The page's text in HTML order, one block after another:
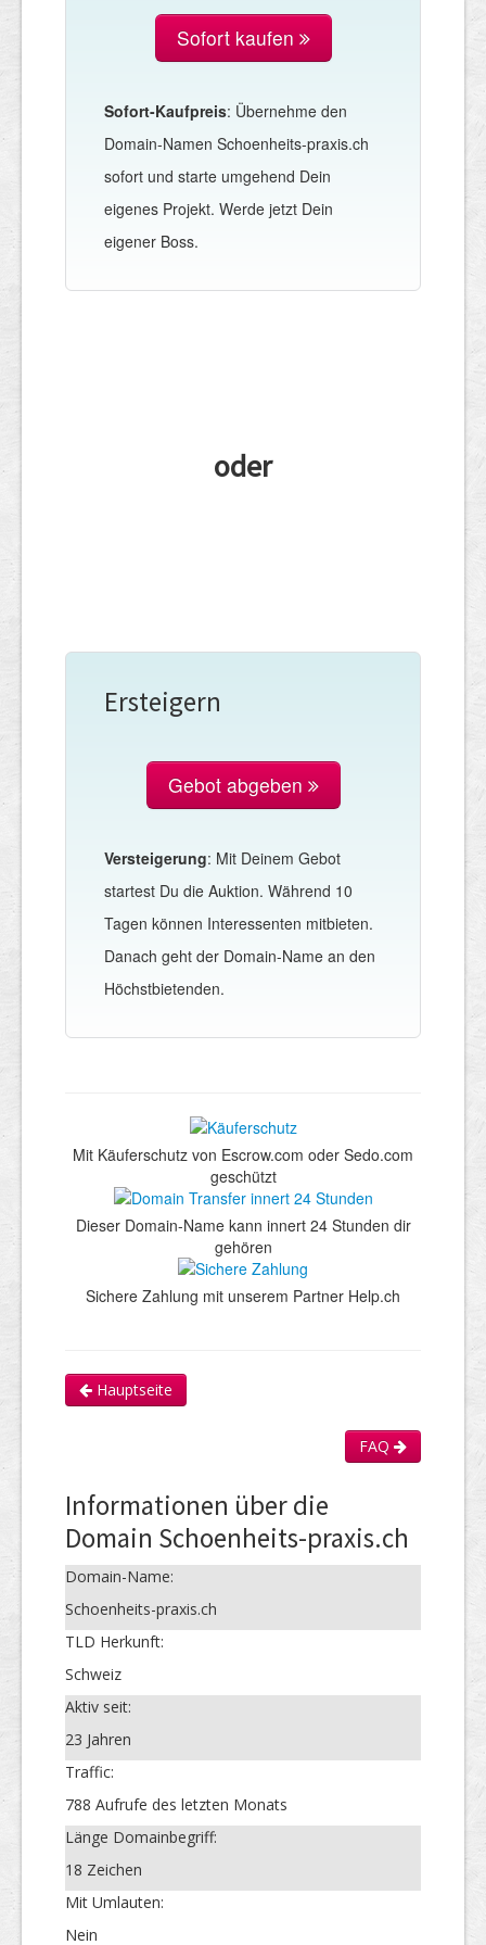
Sofort kaufen
Sofort-Kaufpreis: Übernehme den
Domain-Namen Schoenheits-praxis.ch
sofort und starte umgehend Dein
eigenes Projekt. Werde jetzt Dein
eigener Boss.
oder
Ersteigern
Gebot abgeben
Versteigerung: Mit Deinem Gebot
startest Du die Auktion. Während 10
Tagen können Interessenten mitbieten.
Danach geht der Domain-Name an den
Höchstbietenden.
Mit Käuferschutz von Escrow.com oder Sedo.com
geschützt
Dieser Domain-Name kann innert 24 Stunden dir
gehören
Sichere Zahlung mit unserem Partner Help.ch
Hauptseite
FAQ
Informationen über die
Domain Schoenheits-praxis.ch
Domain-Name:
Schoenheits-praxis.ch
TLD Herkunft:
Schweiz
Aktiv seit:
23 Jahren
Traffic:
788 Aufrufe des letzten Monats
Länge Domainbegriff:
18 Zeichen
Mit Umlauten:
Nein